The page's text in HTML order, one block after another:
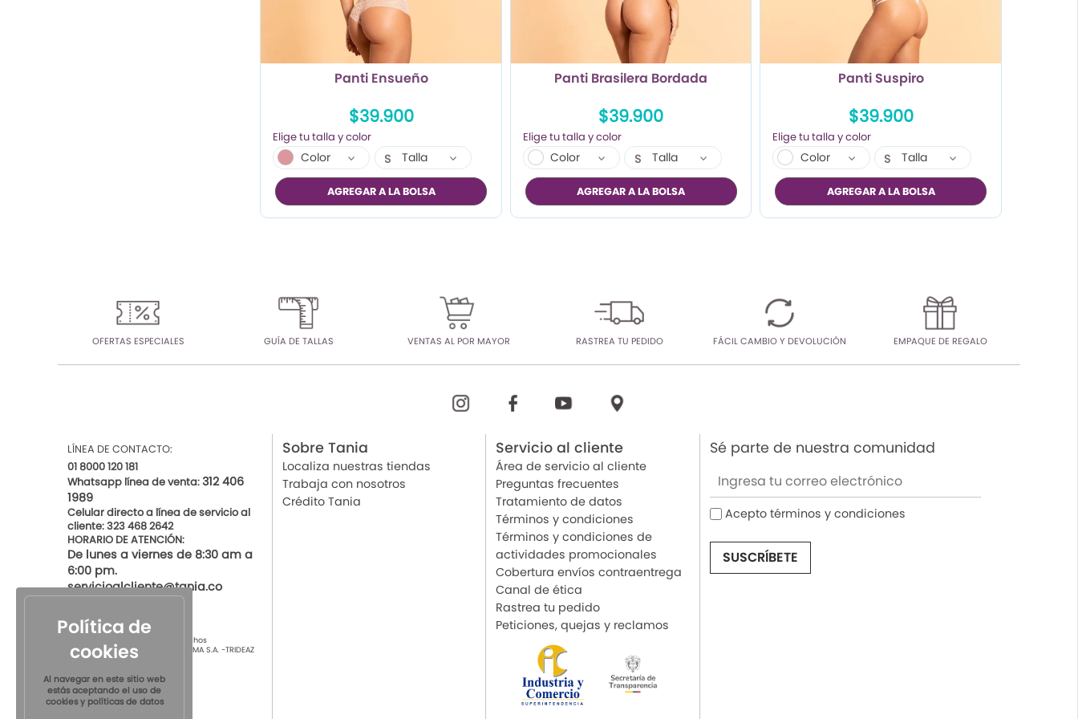
Panti Ensueño
$39.900
Color
S
M
L
Talla
AGREGAR A LA BOLSA
Panti Brasilera Bordada
$39.900
Color
S
M
L
Talla
AGREGAR A LA BOLSA
Panti Suspiro
$39.900
Color
S
M
L
Talla
AGREGAR A LA BOLSA
OFERTAS ESPECIALES GUÍA DE TALLAS VENTAS AL POR MAYOR RASTREA TU PEDIDO FÁCIL CAMBIO Y DEVOLUCIÓN EMPAQUE DE REGALO
LÍNEA DE CONTACTO:
01 8000 120 181
Whatsapp línea de venta:312 406
1989
Celular directo a línea de servicio al
cliente: 323 468 2642
HORARIO DE ATENCIÓN:
De lunes a viernes de 8:30 am a
6:00 pm.
servicioalcliente@tania.co
© 2021 por Tania Todos los derechos
ReservadosTIENDAS DE ROPA INTIMA S.A. -TRIDEAZ
S.A. Nit 890.901.218-4
Sobre Tania
Localiza nuestras tiendas
Trabaja con nosotros
Crédito Tania
Servicio al cliente
Área de servicio al cliente
Preguntas frecuentes
Tratamiento de datos
Términos y condiciones
Términos y condiciones de
actividades promocionales
Cobertura envíos contraentrega
Canal de ética
Rastrea tu pedido
Peticiones, quejas y reclamos
Sé parte de nuestra comunidad
Acepto términos y condiciones
Política de
cookies
Al navegar en este sitio web
estás aceptando el uso de
cookies y políticas de datos